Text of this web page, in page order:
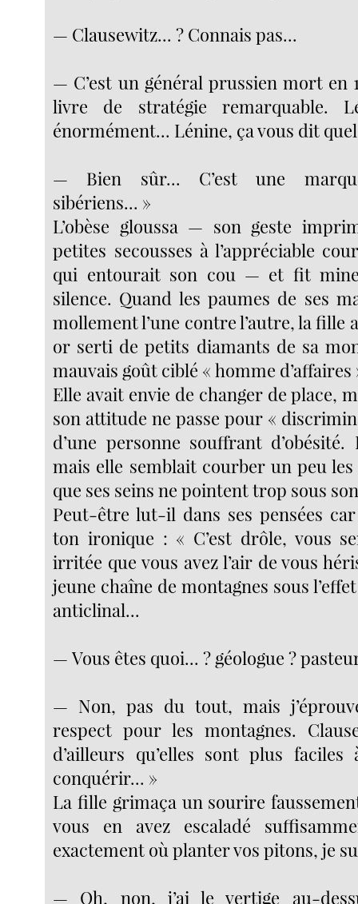
— Clausewitz... ? Connais pas...
— C’est un général prussien mort en
livre de stratégie remarquable.
énormément... Lénine, ça vous dit
— Bien sûr... C’est une
sibériens... »
L’obèse gloussa — son geste
petites secousses à l’appréciable
qui entourait son cou — et fit mine
silence. Quand les paumes de ses
mollement l’une contre l’autre, la fille
or serti de petits diamants de sa
mauvais goût ciblé « homme d’affaires
Elle avait envie de changer de place,
son attitude ne passe pour «
d’une personne souffrant
mais elle semblait courber un peu
que ses seins ne pointent trop sous
Peut-être lut-il dans ses pensées
ton ironique : « C’est drôle, vous
irritée que vous avez l’air de vous
jeune chaîne de montagnes sous
anticlinal...
— Vous êtes quoi... ? géologue ?
— Non, pas du tout, mais
respect pour les montagnes.
d’ailleurs qu’elles sont plus faciles
conquérir... »
La fille grimaça un sourire
vous en avez escaladé
exactement où planter vos pitons, je
— Oh, non, j’ai le vertige au-